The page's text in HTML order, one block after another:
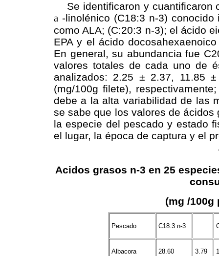
Se identificaron y cuantificaron
a -linolénico (C18:3 n-3)
como ALA; (C:20:3 n-3); el ácido
EPA y el ácido
En general, su abundancia fue
valores totales de cada uno de
analizados: 2.25 ± 2.37, 11.85
(mg/100g filete),
debe a la alta variabilidad de las
se sabe que los valores de
la especie del pescado y estado
el lugar, la época de captura y el
Acidos grasos n-3 en 25
(mg /
Pescado C18:3 n-3
Albacora 28.60 3.79